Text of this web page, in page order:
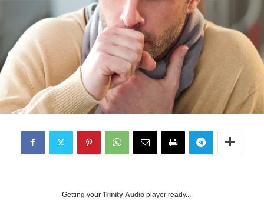
Getting your Trinity Audio player ready...